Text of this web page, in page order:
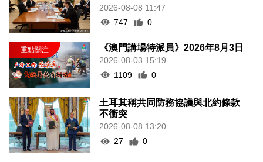
2026-08-08 11:47
747
0
《澳門講場特派員》2026年8月3日
2026-08-03 15:19
1109
0
土耳其稱共同防務協議與北約條款
不衝突
2026-08-08 13:20
27
0